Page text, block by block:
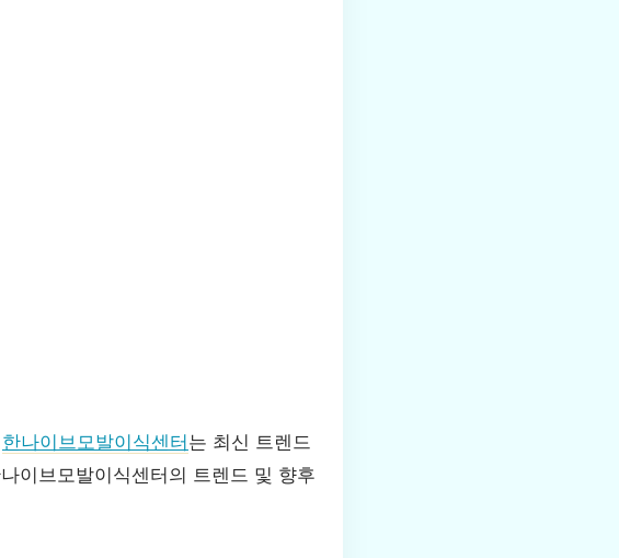
한나이브모발이식센터 는 최신 트렌드
이브모발이식센터의 트렌드 및 향후